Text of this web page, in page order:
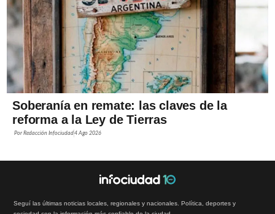
Soberanía en remate: las claves de la
reforma a la Ley de Tierras
PorRedacción Infociudad4 Ago 2026
Seguí las últimas noticias locales, regionales y nacionales. Política, deportes y